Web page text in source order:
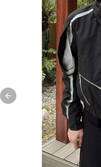
Previous slide